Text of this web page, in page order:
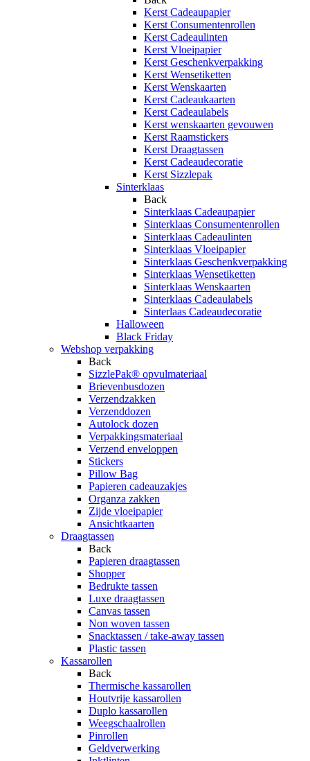
Kerst Cadeaupapier
Kerst Consumentenrollen
Kerst Cadeaulinten
Kerst Vloeipapier
Kerst Geschenkverpakking
Kerst Wensetiketten
Kerst Wenskaarten
Kerst Cadeaukaarten
Kerst Cadeaulabels
Kerst wenskaarten gevouwen
Kerst Raamstickers
Kerst Draagtassen
Kerst Cadeaudecoratie
Kerst Sizzlepak
Sinterklaas
Back
Sinterklaas Cadeaupapier
Sinterklaas Consumentenrollen
Sinterklaas Cadeaulinten
Sinterklaas Vloeipapier
Sinterklaas Geschenkverpakking
Sinterklaas Wensetiketten
Sinterklaas Wenskaarten
Sinterklaas Cadeaulabels
Sinterlaas Cadeaudecoratie
Halloween
Black Friday
Webshop verpakking
Back
SizzlePak® opvulmateriaal
Brievenbusdozen
Verzendzakken
Verzenddozen
Autolock dozen
Verpakkingsmateriaal
Verzend enveloppen
Stickers
Pillow Bag
Papieren cadeauzakjes
Organza zakken
Zijde vloeipapier
Ansichtkaarten
Draagtassen
Back
Papieren draagtassen
Shopper
Bedrukte tassen
Luxe draagtassen
Canvas tassen
Non woven tassen
Snacktassen / take-away tassen
Plastic tassen
Kassarollen
Back
Thermische kassarollen
Houtvrije kassarollen
Duplo kassarollen
Weegschaalrollen
Pinrollen
Geldverwerking